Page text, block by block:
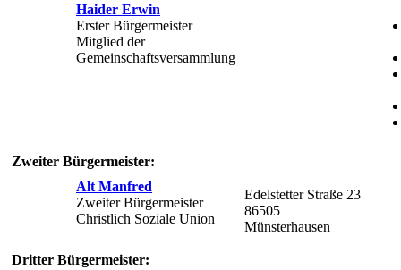
Haider Erwin
Erster Bürgermeister
Mitglied der
Gemeinschaftsversammlung
Zweiter Bürgermeister:
Alt Manfred
Zweiter Bürgermeister
Christlich Soziale Union
Edelstetter Straße 23
86505
Münsterhausen
Dritter Bürgermeister: